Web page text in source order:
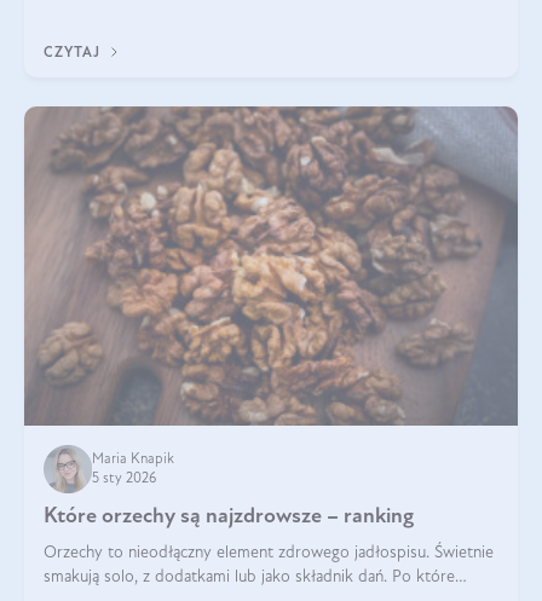
CZYTAJ
Maria Knapik
5 sty 2026
Które orzechy są najzdrowsze – ranking
Orzechy to nieodłączny element zdrowego jadłospisu. Świetnie
smakują solo, z dodatkami lub jako składnik dań. Po które